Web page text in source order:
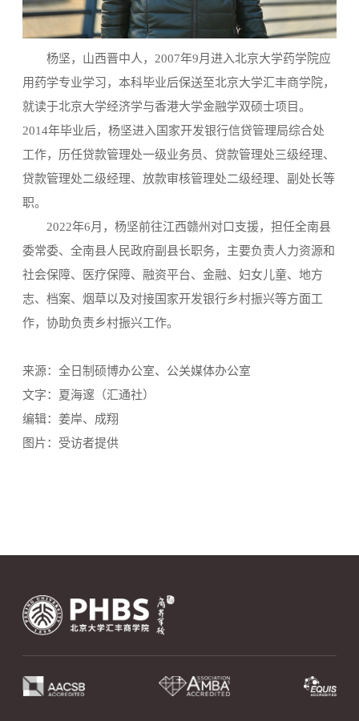
杨坚，山西晋中人，2007年9月进入北京大学药学院应
用药学专业学习，本科毕业后保送至北京大学汇丰商学院，
就读于北京大学经济学与香港大学金融学双硕士项目。
2014年毕业后，杨坚进入国家开发银行信贷管理局综合处
工作，历任贷款管理处一级业务员、贷款管理处三级经理、
贷款管理处二级经理、放款审核管理处二级经理、副处长等
职。
2022年6月，杨坚前往江西赣州对口支援，担任全南县
委常委、全南县人民政府副县长职务，主要负责人力资源和
社会保障、医疗保障、融资平台、金融、妇女儿童、地方
志、档案、烟草以及对接国家开发银行乡村振兴等方面工
作，协助负责乡村振兴工作。
来源：全日制硕博办公室、公关媒体办公室
文字：夏海邃（汇通社）
编辑：姜岸、成翔
图片：受访者提供